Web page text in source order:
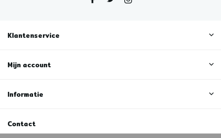
Klantenservice
Mijn account
Informatie
Contact